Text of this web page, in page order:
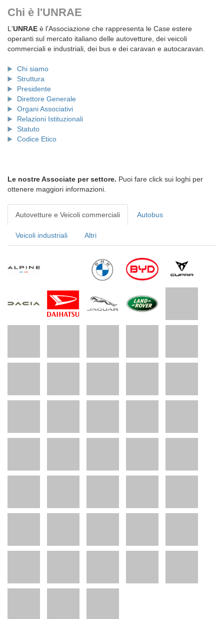
Chi è l'UNRAE
L'UNRAE è l'Associazione che rappresenta le Case estere
operanti sul mercato italiano delle autovetture, dei veicoli
commerciali e industriali, dei bus e dei caravan e autocaravan.
Chi siamo
Struttura
Presidente
Direttore Generale
Organi Associativi
Relazioni Istituzionali
Statuto
Codice Etico
Le nostre Associate per settore. Puoi fare click sui loghi per
ottenere maggiori informazioni.
Autovetture e Veicoli commerciali Autobus
Veicoli industriali Altri